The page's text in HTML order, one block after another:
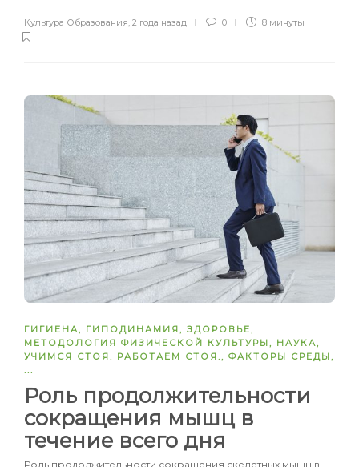
Культура Образования 2 года назад 0 8 минуты
ГИГИЕНА, ГИПОДИНАМИЯ, ЗДОРОВЬЕ,
МЕТОДОЛОГИЯ ФИЗИЧЕСКОЙ КУЛЬТУРЫ, НАУКА,
УЧИМСЯ СТОЯ. РАБОТАЕМ СТОЯ., ФАКТОРЫ СРЕДЫ,
...
Роль продолжительности
сокращения мышц в
течение всего дня
Роль продолжительности сокращения скелетных мышц в